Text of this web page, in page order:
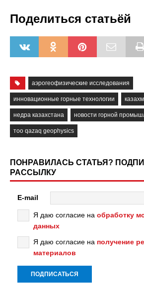
Поделиться статьёй
аэрогеофизические исследования
инновационные горные технологии
недра казахстана новости горной
тоо qazaq geophysics
ПОНРАВИЛАСЬ СТАТЬЯ?
РАССЫЛКУ
E-mail
Я даю согласие на обработку
данных
Я даю согласие на получение
материалов